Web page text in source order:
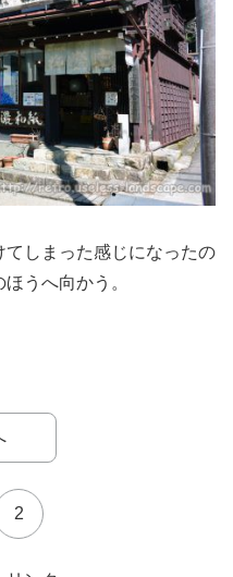
しまった感じになったの
うへ向かう。
2